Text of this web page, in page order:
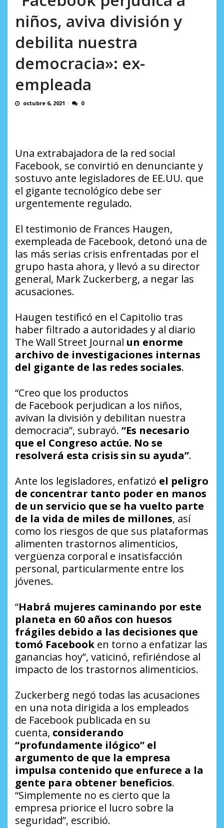
niños, aviva división y
debilita nuestra
democracia»: ex-
empleada
octubre 6, 2021 0
Una extrabajadora de la red social
Facebook, se convirtió en denunciante y
sostuvo ante legisladores de EE.UU. que
el gigante tecnológico debe ser
urgentemente regulado.
El testimonio de Frances Haugen,
exempleada de Facebook, detonó una de
las más serias crisis enfrentadas por el
grupo hasta ahora, y llevó a su director
general, Mark Zuckerberg, a negar las
acusaciones.
Haugen testificó en el Capitolio tras
haber filtrado a autoridades y al diario
The Wall Street Journal un enorme
archivo de investigaciones internas
del gigante de las redes sociales.
“Creo que los productos
de Facebook perjudican a los niños,
avivan la división y debilitan nuestra
democracia”, subrayó. “Es necesario
que el Congreso actúe. No se
resolverá esta crisis sin su ayuda”.
Ante los legisladores, enfatizó el peligro
de concentrar tanto poder en manos
de un servicio que se ha vuelto parte
de la vida de miles de millones, así
como los riesgos de que sus plataformas
alimenten trastornos alimenticios,
vergüenza corporal e insatisfacción
personal, particularmente entre los
jóvenes.
“Habrá mujeres caminando por este
planeta en 60 años con huesos
frágiles debido a las decisiones que
tomó Facebook en torno a enfatizar las
ganancias hoy”, vaticinó, refiriéndose al
impacto de los trastornos alimenticios.
Zuckerberg negó todas las acusaciones
en una nota dirigida a los empleados
de Facebook publicada en su
cuenta, considerando
“profundamente ilógico” el
argumento de que la empresa
impulsa contenido que enfurece a la
gente para obtener beneficios.
“Simplemente no es cierto que la
empresa priorice el lucro sobre la
seguridad”, escribió.